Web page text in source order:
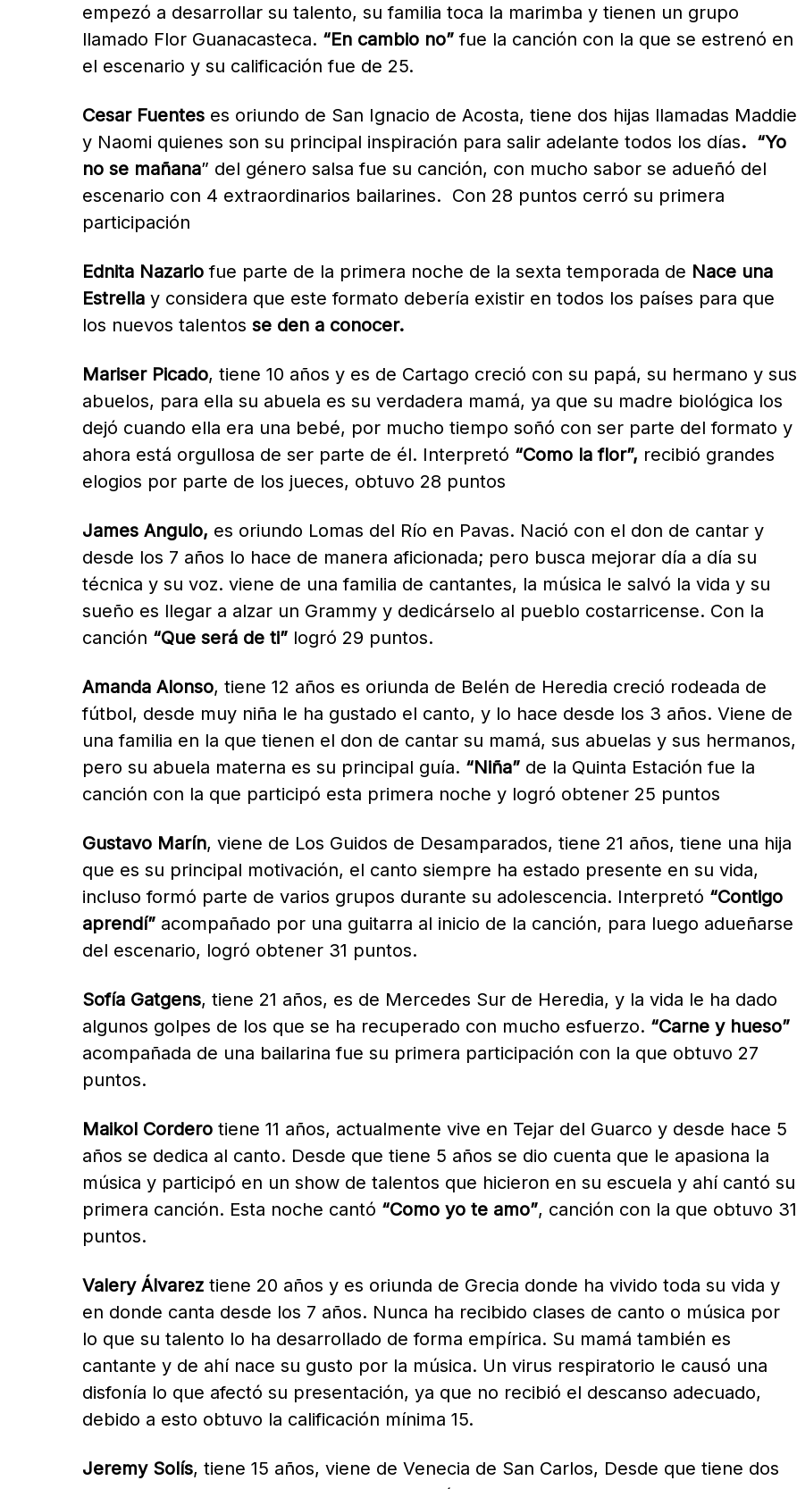
empezó a desarrollar su talento, su familia toca la marimba y tienen un grupo
llamado Flor Guanacasteca. “En cambio no” fue la canción con la que se estrenó en
el escenario y su calificación fue de 25.
Cesar Fuentes es oriundo de San Ignacio de Acosta, tiene dos hijas llamadas Maddie
y Naomi quienes son su principal inspiración para salir adelante todos los días. “Yo
no se mañana” del género salsa fue su canción, con mucho sabor se adueñó del
escenario con 4 extraordinarios bailarines. Con 28 puntos cerró su primera
participación
Ednita Nazario fue parte de la primera noche de la sexta temporada de Nace una
Estrella y considera que este formato debería existir en todos los países para que
los nuevos talentos se den a conocer.
Mariser Picado, tiene 10 años y es de Cartago creció con su papá, su hermano y sus
abuelos, para ella su abuela es su verdadera mamá, ya que su madre biológica los
dejó cuando ella era una bebé, por mucho tiempo soñó con ser parte del formato y
ahora está orgullosa de ser parte de él. Interpretó “Como la flor”, recibió grandes
elogios por parte de los jueces, obtuvo 28 puntos
James Angulo, es oriundo Lomas del Río en Pavas. Nació con el don de cantar y
desde los 7 años lo hace de manera aficionada; pero busca mejorar día a día su
técnica y su voz. viene de una familia de cantantes, la música le salvó la vida y su
sueño es llegar a alzar un Grammy y dedicárselo al pueblo costarricense. Con la
canción “Que será de ti” logró 29 puntos.
Amanda Alonso, tiene 12 años es oriunda de Belén de Heredia creció rodeada de
fútbol, desde muy niña le ha gustado el canto, y lo hace desde los 3 años. Viene de
una familia en la que tienen el don de cantar su mamá, sus abuelas y sus hermanos,
pero su abuela materna es su principal guía. “Niña” de la Quinta Estación fue la
canción con la que participó esta primera noche y logró obtener 25 puntos
Gustavo Marín, viene de Los Guidos de Desamparados, tiene 21 años, tiene una hija
que es su principal motivación, el canto siempre ha estado presente en su vida,
incluso formó parte de varios grupos durante su adolescencia. Interpretó “Contigo
aprendí” acompañado por una guitarra al inicio de la canción, para luego adueñarse
del escenario, logró obtener 31 puntos.
Sofía Gatgens, tiene 21 años, es de Mercedes Sur de Heredia, y la vida le ha dado
algunos golpes de los que se ha recuperado con mucho esfuerzo. “Carne y hueso”
acompañada de una bailarina fue su primera participación con la que obtuvo 27
puntos.
Maikol Cordero tiene 11 años, actualmente vive en Tejar del Guarco y desde hace 5
años se dedica al canto. Desde que tiene 5 años se dio cuenta que le apasiona la
música y participó en un show de talentos que hicieron en su escuela y ahí cantó su
primera canción. Esta noche cantó “Como yo te amo”, canción con la que obtuvo 31
puntos.
Valery Álvarez tiene 20 años y es oriunda de Grecia donde ha vivido toda su vida y
en donde canta desde los 7 años. Nunca ha recibido clases de canto o música por
lo que su talento lo ha desarrollado de forma empírica. Su mamá también es
cantante y de ahí nace su gusto por la música. Un virus respiratorio le causó una
disfonía lo que afectó su presentación, ya que no recibió el descanso adecuado,
debido a esto obtuvo la calificación mínima 15.
Jeremy Solís, tiene 15 años, viene de Venecia de San Carlos, Desde que tiene dos